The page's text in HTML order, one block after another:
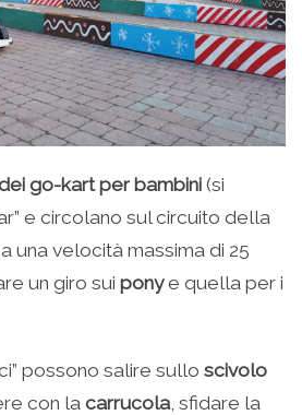
go-kart per bambini (si
e circolano sul circuito della
una velocità massima di 25
un giro sui ponye quella per i
possono salire sullo scivolo
con la carrucola, sfidare la